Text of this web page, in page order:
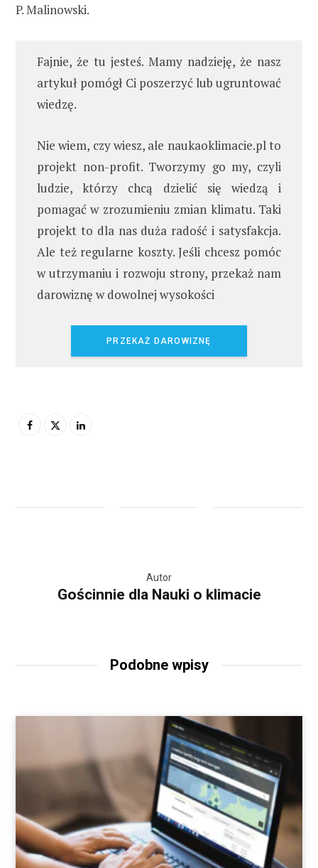
P. Malinowski.
Fajnie, że tu jesteś. Mamy nadzieję, że nasz
artykuł pomógł Ci poszerzyć lub ugruntować
wiedzę.
Nie wiem, czy wiesz, ale naukaoklimacie.pl to
projekt non-profit. Tworzymy go my, czyli
ludzie, którzy chcą dzielić się wiedzą i
pomagać w zrozumieniu zmian klimatu. Taki
projekt to dla nas duża radość i satysfakcja.
Ale też regularne koszty. Jeśli chcesz pomóc
w utrzymaniu i rozwoju strony, przekaż nam
darowiznę w dowolnej wysokości
PRZEKAŻ DAROWIZNĘ
Autor
Gościnnie dla Nauki o klimacie
Podobne wpisy